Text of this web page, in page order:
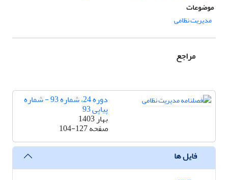
موضوعات
مدیریت نظامی
مراجع
دوره 24، شماره 93 - شماره
پیاپی 93
بهار 1403
صفحه104-127
فایل ها